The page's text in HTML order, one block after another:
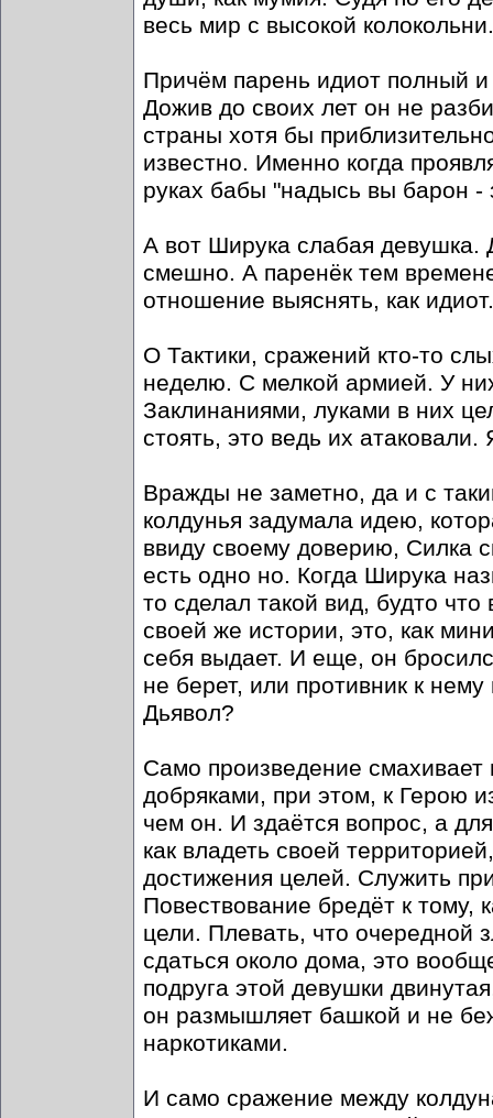
весь мир с высокой колокольни.
Причём парень идиот полный
Дожив до своих лет он не
страны хотя бы
известно. Именно когда
руках бабы "надысь вы барон -
А вот Ширука слабая девушка.
смешно. А паренёк тем
отношение выяснять, как идиот.
О Тактики, сражений кто-то
неделю. С мелкой армией. У
Заклинаниями, луками в них
стоять, это ведь их
Вражды не заметно, да и с
колдунья задумала идею,
ввиду своему доверию, Силка
есть одно но. Когда Ширука
то сделал такой вид, будто
своей же истории, это, как
себя выдает. И еще, он
не берет, или противник к
Дьявол?
Само произведение смахивает
добряками, при этом, к Герою
чем он. И здаётся вопрос, а
как владеть своей
достижения целей. Служить
Повествование бредёт к тому,
цели. Плевать, что очередной
сдаться около дома, это
подруга этой девушки
он размышляет башкой и не
наркотиками.
И само сражение между